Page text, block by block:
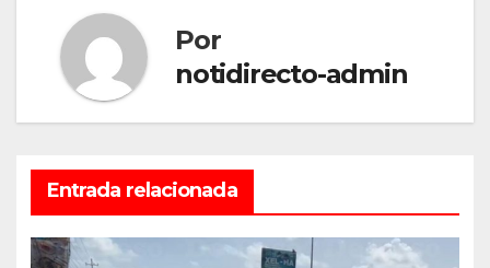
Por
notidirecto-admin
Entrada relacionada